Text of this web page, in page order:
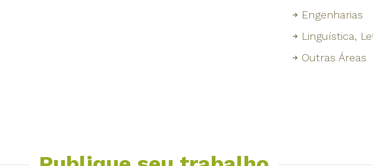
Engenharias
Linguística,
Outras Áreas